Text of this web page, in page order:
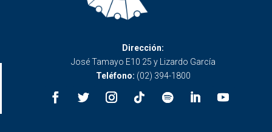
Dirección:
José Tamayo E10 25 y Lizardo García
Teléfono: (02) 394-1800